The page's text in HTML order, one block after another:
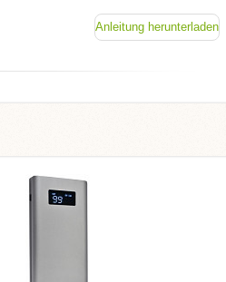
Anleitung herunterladen